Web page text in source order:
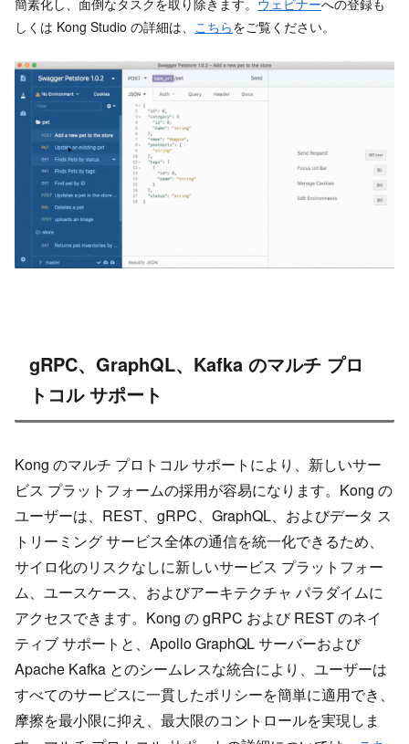
しくは Kong Studio の詳細は、 こちらをご覧ください。
gRPC、GraphQL、Kafka のマルチ プロ
トコル サポート
Kong のマルチ プロトコル サポートにより、新しいサー
ビス プラットフォームの採用が容易になります。Kong の
ユーザーは、REST、gRPC、GraphQL、およびデータ ス
トリーミング サービス全体の通信を統一化できるため、
サイロ化のリスクなしに新しいサービス プラットフォー
ム、ユースケース、およびアーキテクチャ パラダイムに
アクセスできます。Kong の gRPC および REST のネイ
ティブ サポートと、Apollo GraphQL サーバーおよび
Apache Kafka とのシームレスな統合により、ユーザーは
すべてのサービスに一貫したポリシーを簡単に適用でき、
摩擦を最小限に抑え、最大限のコントロールを実現しま